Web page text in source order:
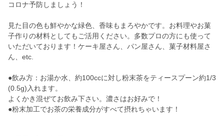
コロナ予防しましょう！
見た目の色も鮮やかな緑色、香味もまろやかです。お料理やお菓
子作りの材料としてもご活用ください。多数プロの方にも使って
いただいております！ケーキ屋さん、パン屋さん、菓子材料屋さ
ん、etc.
●飲み方：お湯か水、約100ccに対し粉末茶をティースプーン約1/3
(0.5g)入れます。
よくかき混ぜてお飲み下さい。濃さはお好みで！
●粉末加工でお茶の栄養成分がすべて摂れちゃいます！